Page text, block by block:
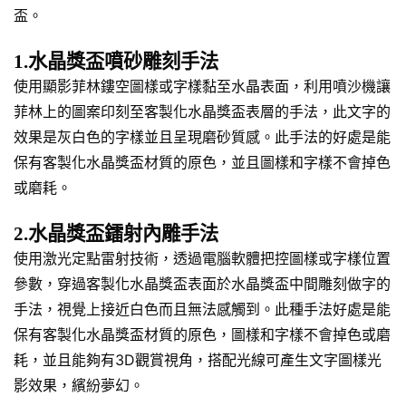
盃。
1.水晶獎盃噴砂雕刻手法
使用顯影菲林鏤空圖樣或字樣黏至水晶表面，利用噴沙機讓
菲林上的圖案印刻至客製化水晶獎盃表層的手法，此文字的
效果是灰白色的字樣並且呈現磨砂質感。此手法的好處是能
保有客製化水晶獎盃材質的原色，並且圖樣和字樣不會掉色
或磨耗。
2.水晶獎盃鐳射內雕手法
使用激光定點雷射技術，透過電腦軟體把控圖樣或字樣位置
參數，穿過客製化水晶獎盃表面於水晶獎盃中間雕刻做字的
手法，視覺上接近白色而且無法感觸到。此種手法好處是能
保有客製化水晶獎盃材質的原色，圖樣和字樣不會掉色或磨
耗，並且能夠有3D觀賞視角，搭配光線可產生文字圖樣光
影效果，繽紛夢幻。